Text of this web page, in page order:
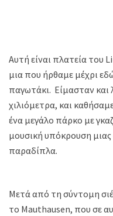
Αυτή είναι πλατεία του
μια που ήρθαμε μέχρι
παγωτάκι. Είμασταν και
χιλιόμετρα, και
ένα μεγάλο πάρκο με
μουσική υπόκρουση μιας
παραδίπλα.
Μετά από τη σύντομη
το Mauthausen, που σε